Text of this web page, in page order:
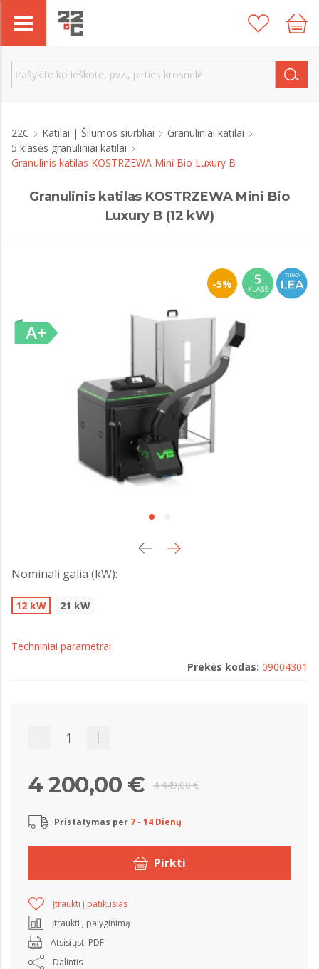
22C Katilai | Šilumos siurbliai
Granuliniai katilai
5 klasės granuliniai katilai
Granulinis katilas KOSTRZEWA Mini Bio Luxury B
Granulinis katilas KOSTRZEWA Mini Bio
Luxury B (12 kW)
-5%
Nominali galia (kW):
12 kW 21 kW
Techniniai parametrai
Prekės kodas: 09004301
4 449,00 €
4 200,00 €
Pristatymas per 7 - 14 Dienų
Pirkti
Įtraukti į patikusias
Įtraukti į palyginimą
Atsisiųsti PDF
Dalintis